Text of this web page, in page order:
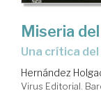
Miseria
una crítica
Hernández
Virus Editorial.